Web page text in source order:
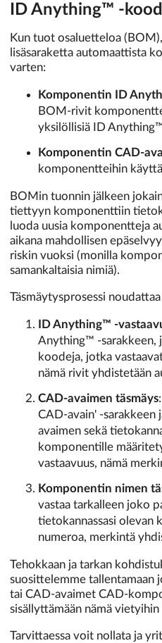
ID Anything™ -
Kun tuot osaluetteloa
lisäsaraketta automaattista
varten:
Komponentin ID
BOM-rivit
yksilöllisiä ID
Komponentin CAD-
komponentteihin
BOMin tuonnin jälkeen
tiettyyn komponenttiin
luoda uusia komponentteja
aikana mahdollisen
riskin vuoksi (monilla
samankaltaisia nimiä).
Täsmäytysprosessi
ID Anything™ -
Anything™ -sarakkeen,
koodeja, jotka
nämä rivit yhdistetään
CAD-avaimen täsmäys
CAD-avain' -
avaimen sekä
komponentille
vastaavuus, nämä
Komponentin nimen
vastaa tarkalleen joko
tietokannassasi olevan
numeroa, merkintä
Tehokkaan ja tarkan
suosittelemme
tai CAD-avaimet CAD-
sisällyttämään nämä
Tarvittaessa voit nollata ja